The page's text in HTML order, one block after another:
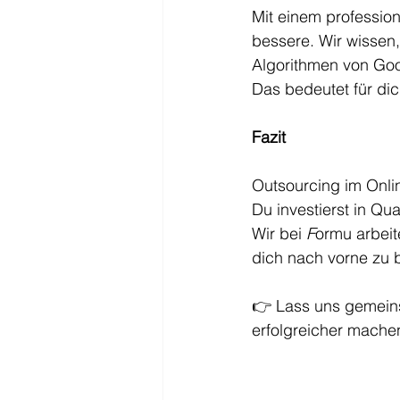
Mit einem
bessere. Wir
Algorithmen von
Das bedeutet für
Fazit
Outsourcing im
Du investierst in
Wir bei Formu
dich nach vorne zu
👉 Lass uns
erfolgreicher